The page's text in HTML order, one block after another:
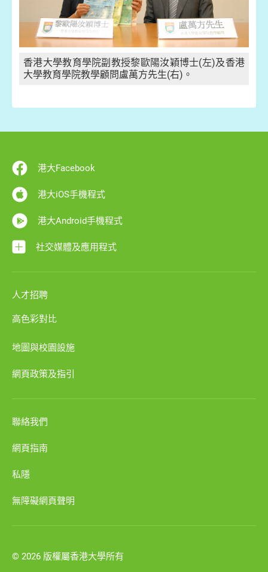
香港大學教育學院副教授黎歐陽汝穎博士(左)及香港
大學教育學院教學顧問盧萬方先生(右)。
港大Facebook
港大iOS手機程式
港大Android手機程式
社交媒體及應用程式
人才招聘
高色彩對比
地圖與校園設施
網頁政策及指引
聯絡我們
網頁指南
私隱
無障礙網頁聲明
© 2026 版權屬香港大學所有